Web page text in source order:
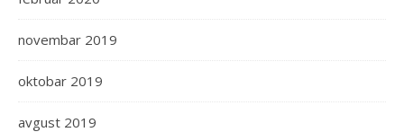
novembar 2019
oktobar 2019
avgust 2019